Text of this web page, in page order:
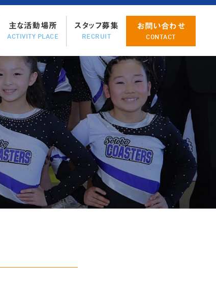
主な活動場所
ACTIVITY PLACE
スタッフ募集
RECRUIT
お問い合わせ
CONTACT
ツ
キ